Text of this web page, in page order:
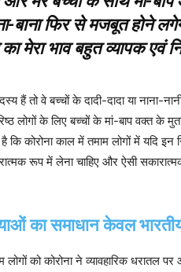
बाना फिर से मजबूत होने
मेरा भाव बहुत व्यापक एवं
हैं तो वे बच्चों के दादी-दादा या नाना-
लोगों के लिए बच्चों के मां-बाप वक्त के
कोरोना काल में तमाम लोगों में यदि इन
रूप में लेना चाहिए और ऐसी
का समाधान केवल
लोगों को कोरोना ने व्यावहारिक